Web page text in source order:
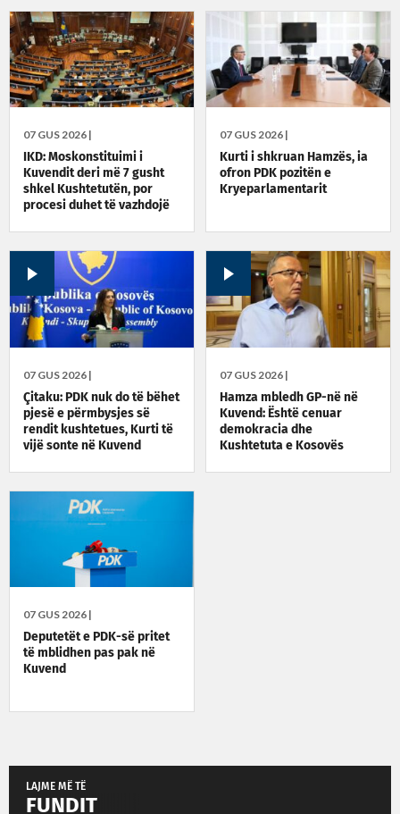
07 GUS 2026 |
IKD: Moskonstituimi i
Kuvendit deri më 7 gusht
shkel Kushtetutën, por
procesi duhet të vazhdojë
07 GUS 2026 |
Kurti i shkruan Hamzës, ia
ofron PDK pozitën e
Kryeparlamentarit
07 GUS 2026 |
Çitaku: PDK nuk do të bëhet
pjesë e përmbysjes së
rendit kushtetues, Kurti të
vijë sonte në Kuvend
07 GUS 2026 |
Hamza mbledh GP-në në
Kuvend: Është cenuar
demokracia dhe
Kushtetuta e Kosovës
07 GUS 2026 |
Deputetët e PDK-së pritet
të mblidhen pas pak në
Kuvend
LAJME MË TË
FUNDIT